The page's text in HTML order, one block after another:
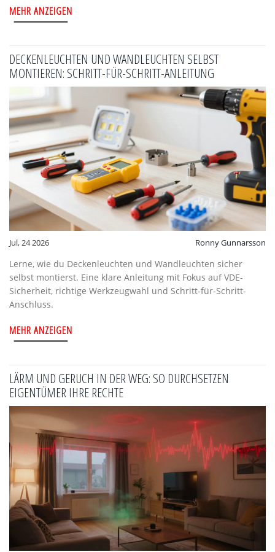
MEHR ANZEIGEN
DECKENLEUCHTEN UND WANDLEUCHTEN SELBST
MONTIEREN: SCHRITT-FÜR-SCHRITT-ANLEITUNG
Jul, 24 2026 Ronny Gunnarsson
Lerne, wie du Deckenleuchten und Wandleuchten sicher
selbst montierst. Eine klare Anleitung mit Fokus auf VDE-
Sicherheit, richtige Werkzeugwahl und Schritt-für-Schritt-
Anschluss.
MEHR ANZEIGEN
LÄRM UND GERUCH IN DER WEG: SO DURCHSETZEN
EIGENTÜMER IHRE RECHTE